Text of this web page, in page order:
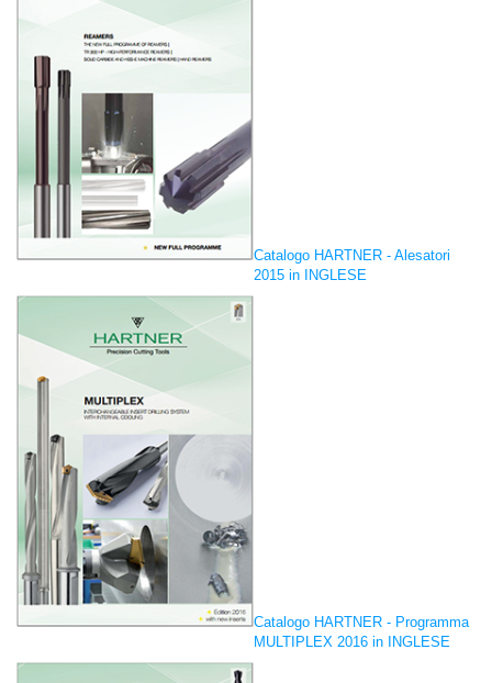
Catalogo HARTNER - Alesatori
2015 in INGLESE
Catalogo HARTNER - Programma
MULTIPLEX 2016 in INGLESE